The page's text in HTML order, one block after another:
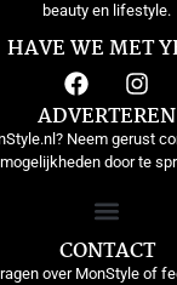
beauty en lifestyle.
HAVE WE MET
ADVERTEREN
Neem gerust
mogelijkheden door te
CONTACT
over MonStyle of